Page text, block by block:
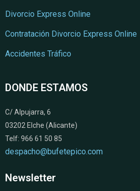
Divorcio Express Online
Contratación Divorcio Express Online
Accidentes Tráfico
DONDE ESTAMOS
C/ Alpujarra, 6
03202 Elche (Alicante)
Telf: 966 61 50 85
despacho@bufetepico.com
Newsletter